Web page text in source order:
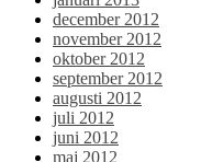
december 2012
november 2012
oktober 2012
september 2012
augusti 2012
juli 2012
juni 2012
maj 2012